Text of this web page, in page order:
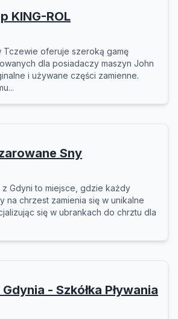
KING-ROL
Tczewie oferuje szeroką gamę
dla posiadaczy maszyn John
i używane części zamienne.
Sny
Gdyni to miejsce, gdzie każdy
na chrzest zamienia się w unikalne
się w ubrankach do chrztu dla
Gdynia - Szkółka Pływania